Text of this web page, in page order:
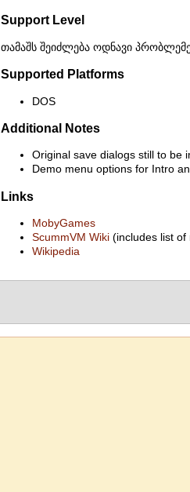
Support Level
თამაშს შეიძლება ოდნავი
Supported Platforms
DOS
Additional Notes
Original save dialogs still to be
Demo menu options for Intro
Links
MobyGames
ScummVM Wiki (includes list of
Wikipedia